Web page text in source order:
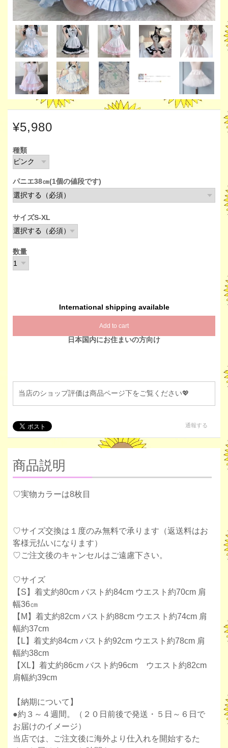
¥5,980
種類
パニエ38㎝(1個の値段です)
サイズS-XL
数量
International shipping available
Add to cart
日本国内にお住まいの方向け
当店のショップ評価は商品ページ下をご覧ください💖
通報する
商品説明
♡実物カラーは8枚目
♡サイズ交換は１度のみ無料で承ります（返送料はお
客様元払いになります）
♡ご注文後のキャンセルはご遠慮下さい。
♡サイズ
【S】着丈約80cm バスト約84cm ウエスト約70cm 肩
幅36㎝
【M】着丈約82cm バスト約88cm ウエスト約74cm 肩
幅約37cm
【L】着丈約84cm バスト約92cm ウエスト約78cm 肩
幅約38cm
【XL】着丈約86cm バスト約96cm ウエスト約82cm
肩幅約39cm
【納期について】
●約３～４週間。（２０日前後で発送・５日～６日で
お届けのイメージ）
当店では、ご注文後に海外より仕入れを開始するた